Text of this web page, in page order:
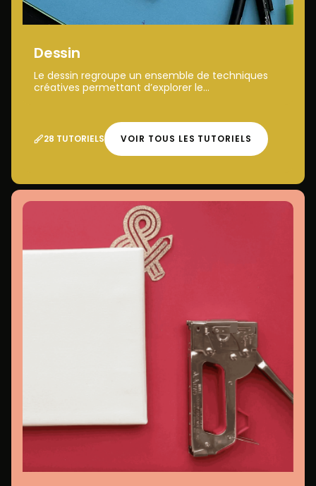
Dessin
Le dessin regroupe un ensemble de techniques
créatives permettant d’explorer le...
28 TUTORIELS VOIR TOUS LES TUTORIELS